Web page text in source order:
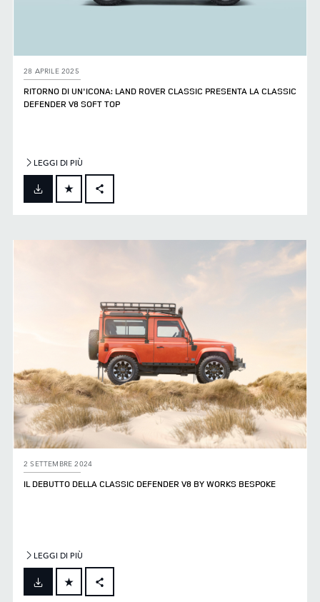
28 APRILE 2025
RITORNO DI UN'ICONA: LAND ROVER CLASSIC PRESENTA LA CLASSIC
DEFENDER V8 SOFT TOP
LEGGI DI PIÙ
2 SETTEMBRE 2024
IL DEBUTTO DELLA CLASSIC DEFENDER V8 BY WORKS BESPOKE
LEGGI DI PIÙ